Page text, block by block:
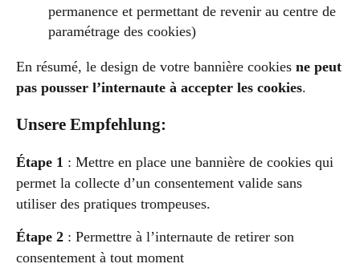
permanence et permettant de revenir au centre de
paramétrage des cookies)
En résumé, le design de votre bannière cookies ne peut
pas pousser l’internaute à accepter les cookies.
Unsere Empfehlung:
Étape 1 : Mettre en place une bannière de cookies qui
permet la collecte d’un consentement valide sans
utiliser des pratiques trompeuses.
Étape 2 : Permettre à l’internaute de retirer son
consentement à tout moment